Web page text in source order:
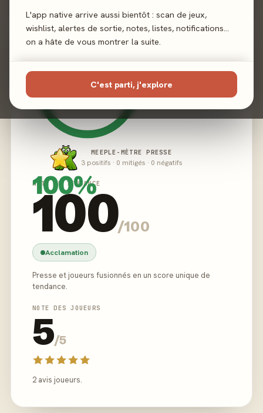
L'app native arrive aussi bientôt : scan de jeux,
wishlist, alertes de sortie, notes, listes, notifications…
on a hâte de vous montrer la suite.
C'est parti, j'explore
100%
MEEPLE-MÈTRE PRESSE
3 positifs · 0 mitigés · 0 négatifs
NOTE DE TENDANCE
100/100
Acclamation
Presse et joueurs fusionnés en un score unique de
tendance.
NOTE DES JOUEURS
5/5
2 avis joueurs.